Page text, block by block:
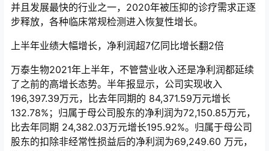
并且发展最快的行业之一，2020年被压抑的诊疗需求正逐
步释放，各种临床常规检测进入恢复性增长。
上半年业绩大幅增长，净利润超7亿同比增长翻2倍
万泰生物2021年上半年，不管营业收入还是净利润都延续
了之前的高增长态势。半年报显示，公司实现收入
196,397.39万元，比去年同期的 84,371.59万元增长
132.78%；归属于母公司股东的净利润为72,150.85万元，
比去年同期 24,382.03万元增长195.92%。归属于母公司
股东的扣除非经常性损益后的净利润为69,249.60 万元，